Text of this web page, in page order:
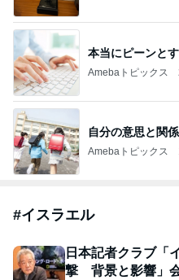
本当にピーンと
Amebaトピックス
自分の意思と関
Amebaトピックス
#イスラエル
日本記者クラブ「
撃 背景と影響」